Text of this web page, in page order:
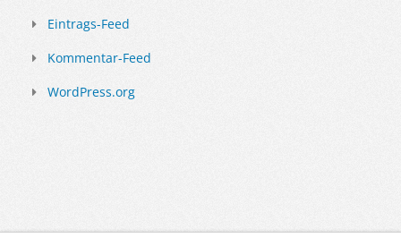
Eintrags-Feed
Kommentar-Feed
WordPress.org